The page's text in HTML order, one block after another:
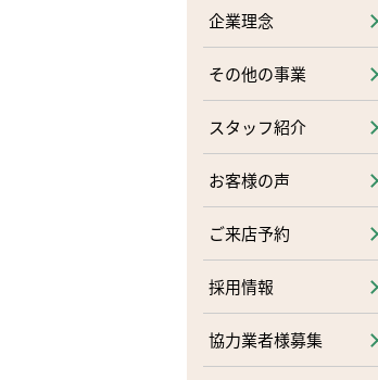
企業理念
その他の事業
スタッフ紹介
お客様の声
ご来店予約
採用情報
協力業者様募集